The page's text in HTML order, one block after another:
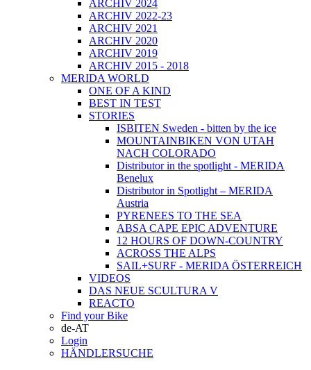
ARCHIV 2024
ARCHIV 2022-23
ARCHIV 2021
ARCHIV 2020
ARCHIV 2019
ARCHIV 2015 - 2018
MERIDA WORLD
ONE OF A KIND
BEST IN TEST
STORIES
ISBITEN Sweden - bitten by the ice
MOUNTAINBIKEN VON UTAH
NACH COLORADO
Distributor in the spotlight - MERIDA
Benelux
Distributor in Spotlight – MERIDA
Austria
PYRENEES TO THE SEA
ABSA CAPE EPIC ADVENTURE
12 HOURS OF DOWN-COUNTRY
ACROSS THE ALPS
SAIL+SURF - MERIDA ÖSTERREICH
VIDEOS
DAS NEUE SCULTURA V
REACTO
Find your Bike
de-AT
Login
HÄNDLERSUCHE